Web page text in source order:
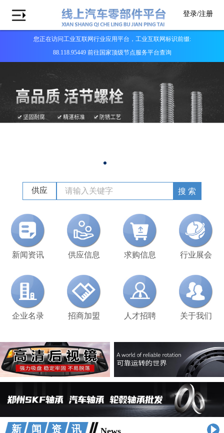
登录/注册
您正在访问工业互联网行业应用平台，工业互联网标识前缀:
88.118.95449 前往国家顶级节点服务平台查询
供应 搜 索
新闻资讯 供应信息 求购信息 行业展会
企业名录 招商加盟 人才招聘 关于我们
新闻资讯 News